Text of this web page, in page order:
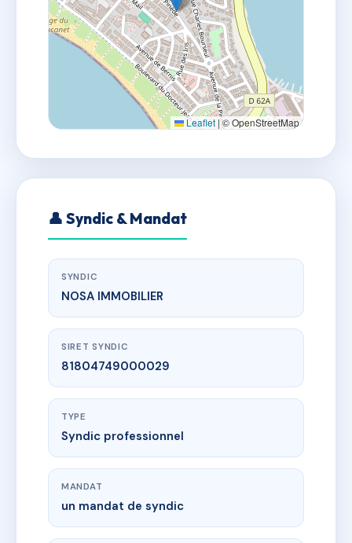
Leaflet |© OpenStreetMap
👤 Syndic & Mandat
SYNDIC
NOSA IMMOBILIER
SIRET SYNDIC
81804749000029
TYPE
Syndic professionnel
MANDAT
un mandat de syndic